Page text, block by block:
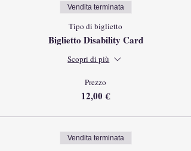
Vendita terminata
Tipo di biglietto
Biglietto Disability Card
Scopri di più
Prezzo
12,00 €
Vendita terminata